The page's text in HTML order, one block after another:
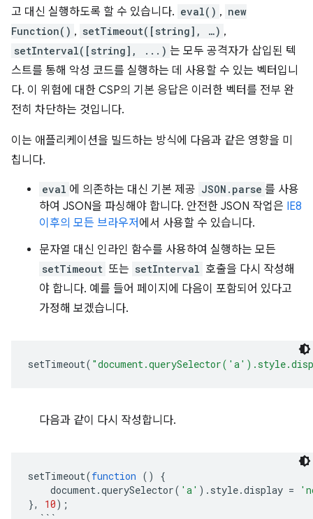
고 대신 실행하도록 할 수 있습니다. eval() , new
Function() , setTimeout([string], …) ,
setInterval([string], ...) 는 모두 공격자가 삽입된 텍
스트를 통해 악성 코드를 실행하는 데 사용할 수 있는 벡터입니
다. 이 위험에 대한 CSP의 기본 응답은 이러한 벡터를 전부 완
전히 차단하는 것입니다.
이는 애플리케이션을 빌드하는 방식에 다음과 같은 영향을 미
칩니다.
eval 에 의존하는 대신 기본 제공 JSON.parse 를 사용
하여 JSON을 파싱해야 합니다. 안전한 JSON 작업은 IE8
이후의 모든 브라우저 에서 사용할 수 있습니다.
문자열 대신 인라인 함수를 사용하여 실행하는 모든
setTimeout 또는 setInterval 호출을 다시 작성해
야 합니다. 예를 들어 페이지에 다음이 포함되어 있다고
가정해 보겠습니다.
setTimeout(
다음과 같이 다시 작성합니다.
setTimeout(function ()
{
document .querySelector( 'a' ). style.display =
},
10);